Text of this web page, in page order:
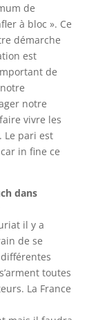
de
à bloc ». Ce
démarche
est
de
notre
vivre les
Le pari est
in fine ce
dans
il y a
de se
toutes
La France